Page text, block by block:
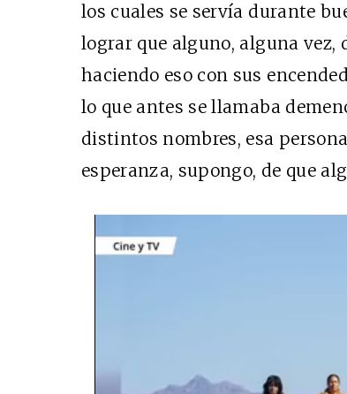
los cuales se servía durante
lograr que alguno, alguna vez,
haciendo eso con sus
lo que antes se llamaba
distintos nombres, esa
esperanza, supongo, de que